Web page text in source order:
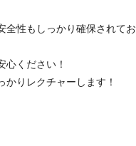
全性もしっかり確保されてお
ください！
りレクチャーします！